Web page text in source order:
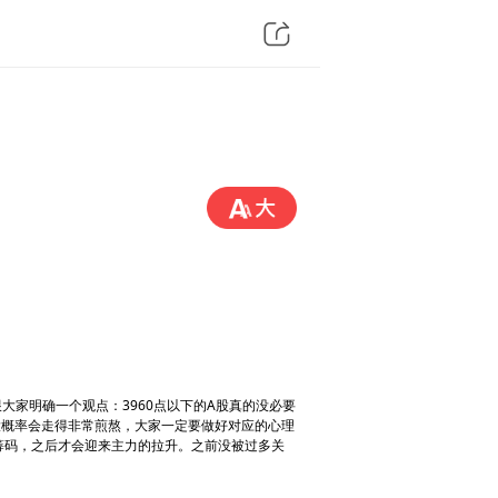
家明确一个观点：3960点以下的A股真的没必要
率会走得非常煎熬，大家一定要做好对应的心理
，之后才会迎来主力的拉升。之前没被过多关